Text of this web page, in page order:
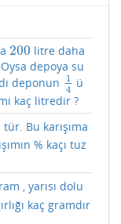
200
200 litre daha
depoya su
deponun
1
4
14 ü
kaç litredir ?
tür. Bu karışıma
% kaçı tuz
, yarısı dolu
kaç gramdır